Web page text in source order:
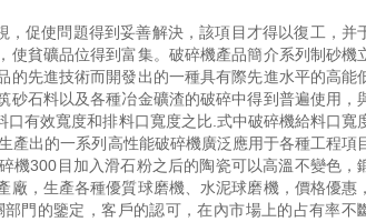
促使問題得到妥善解決，該項目才得以復工，并
貧礦品位得到富集。破碎機產品簡介系列制砂機
先進技術而開發出的一種具有際先進水平的高能
石料以及各種冶金礦渣的破碎中得到普遍使用，
有效寬度和排料口寬度之比.式中破碎機給料口寬
產出的一系列高性能破碎機廣泛應用于各種工程項
機300目加入滑石粉之后的陶瓷可以高溫不變色，
廠，生產各種優質球磨機、水泥球磨機，價格優惠
門的鑒定，客戶的認可，在內市場上的占有率不